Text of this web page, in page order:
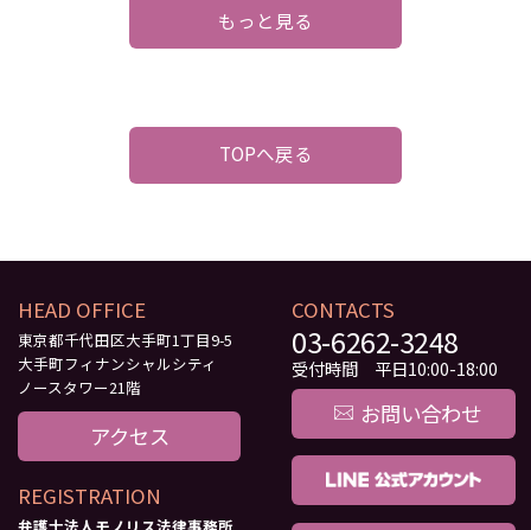
もっと見る
TOPへ戻る
HEAD OFFICE
東京都千代田区大手町1丁目9-5
大手町フィナンシャルシティ
ノースタワー21階
アクセス
REGISTRATION
CONTACTS
03-6262-3248
受付時間 平日10:00-18:00
お問い合わせ